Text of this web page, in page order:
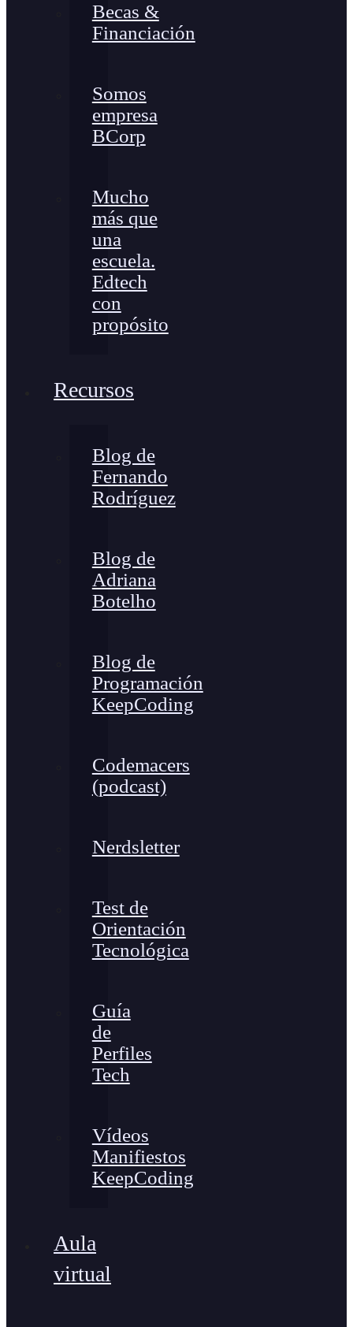
Becas &
Financiación
Somos
empresa
BCorp
Mucho
más que
una
escuela.
Edtech
con
propósito
Recursos
Blog de
Fernando
Rodríguez
Blog de
Adriana
Botelho
Blog de
Programación
KeepCoding
Codemacers
(podcast)
Nerdsletter
Test de
Orientación
Tecnológica
Guía
de
Perfiles
Tech
Vídeos
Manifiestos
KeepCoding
Aula
virtual